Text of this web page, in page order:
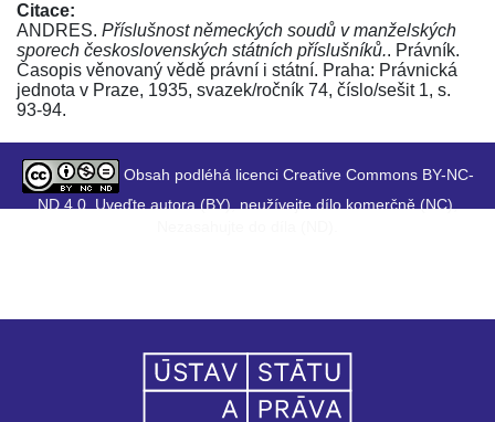
Citace:
ANDRES. Příslušnost německých soudů v manželských
sporech československých státních příslušníků.. Právník.
Časopis věnovaný vědě právní i státní. Praha: Právnická
jednota v Praze, 1935, svazek/ročník 74, číslo/sešit 1, s.
93-94.
Obsah podléhá licenci Creative Commons BY-NC-
ND 4.0. Uveďte autora (BY), neužívejte dílo komerčně (NC),